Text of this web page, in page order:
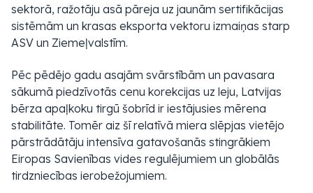
sektorā, ražotāju asā pāreja uz jaunām sertifikācijas
sistēmām un krasas eksporta vektoru izmaiņas starp
ASV un Ziemeļvalstīm.
Pēc pēdējo gadu asajām svārstībām un pavasara
sākumā piedzīvotās cenu korekcijas uz leju, Latvijas
bērza apaļkoku tirgū šobrīd ir iestājusies mērena
stabilitāte. Tomēr aiz šī relatīvā miera slēpjas vietējo
pārstrādātāju intensīva gatavošanās stingrākiem
Eiropas Savienības vides regulējumiem un globālās
tirdzniecības ierobežojumiem.